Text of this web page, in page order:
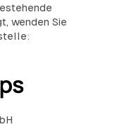
wenden Sie